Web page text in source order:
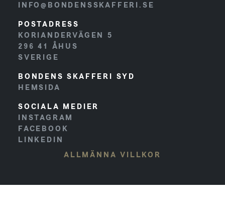
INFO@BONDENSSKAFFERI.SE
POSTADRESS
KORIANDERVÄGEN 5
296 41 ÅHUS
SVERIGE
BONDENS SKAFFERI SYD
HEMSIDA
SOCIALA MEDIER
INSTAGRAM
FACEBOOK
LINKEDIN
ALLMÄNNA VILLKOR